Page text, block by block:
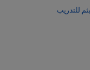
للتدريب